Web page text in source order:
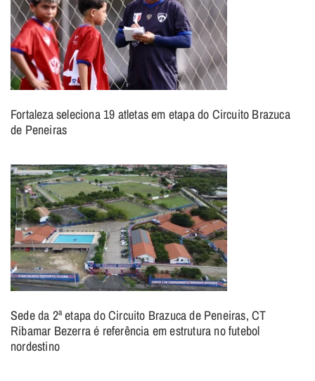
Fortaleza seleciona 19 atletas em etapa do Circuito Brazuca
de Peneiras
Sede da 2ª etapa do Circuito Brazuca de Peneiras, CT
Ribamar Bezerra é referência em estrutura no futebol
nordestino